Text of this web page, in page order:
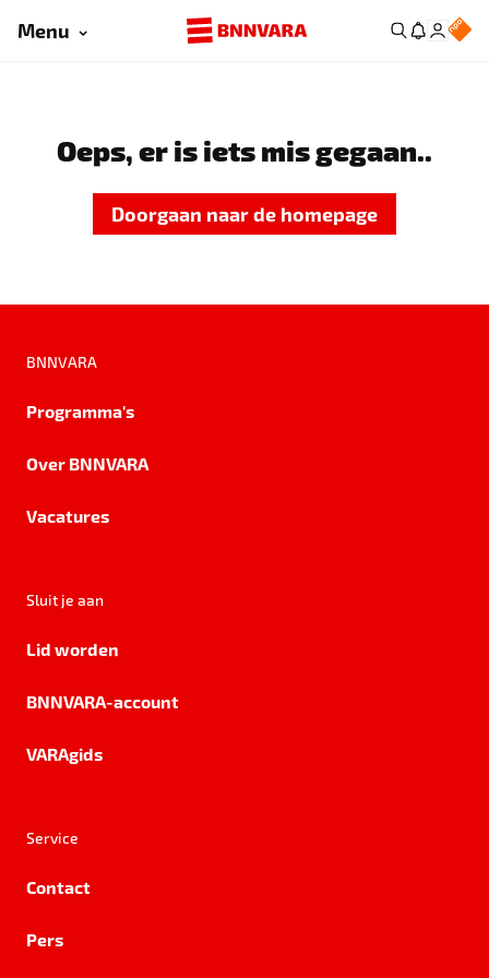
Menu
Oeps, er is iets mis gegaan..
Doorgaan naar de homepage
BNNVARA
Programma's
Over BNNVARA
Vacatures
Sluit je aan
Lid worden
BNNVARA-account
VARAgids
Service
Contact
Pers